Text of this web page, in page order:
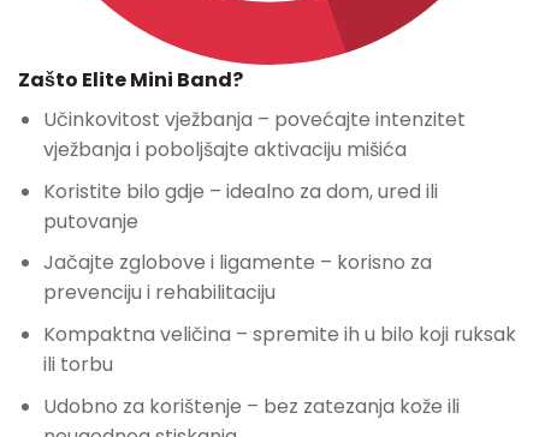
Zašto Elite Mini Band?
Učinkovitost vježbanja – povećajte intenzitet
vježbanja i poboljšajte aktivaciju mišića
Koristite bilo gdje – idealno za dom, ured ili
putovanje
Jačajte zglobove i ligamente – korisno za
prevenciju i rehabilitaciju
Kompaktna veličina – spremite ih u bilo koji ruksak
ili torbu
Udobno za korištenje – bez zatezanja kože ili